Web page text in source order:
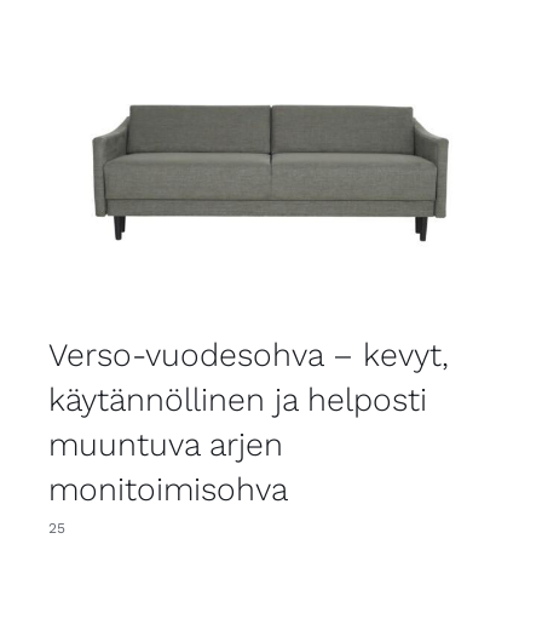
Verso-vuodesohva – kevyt,
käytännöllinen ja helposti
muuntuva arjen
monitoimisohva
25